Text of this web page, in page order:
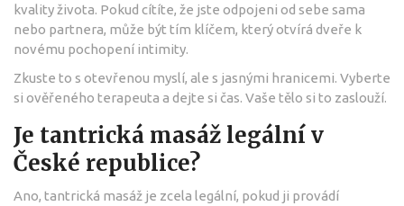
kvality života. Pokud cítíte, že jste odpojeni od sebe sama
nebo partnera, může být tím klíčem, který otvírá dveře k
novému pochopení intimity.
Zkuste to s otevřenou myslí, ale s jasnými hranicemi. Vyberte
si ověřeného terapeuta a dejte si čas. Vaše tělo si to zaslouží.
Je tantrická masáž legální v
České republice?
Ano, tantrická masáž je zcela legální, pokud ji provádí